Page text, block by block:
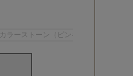
カラーストーン（ピンキー）